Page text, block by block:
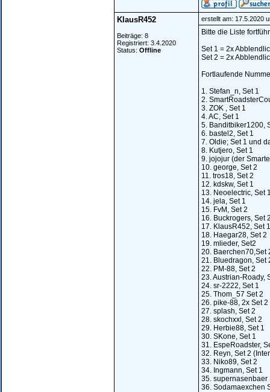
KlausR452
Beiträge: 8
Registriert: 3.4.2020
Status: Offline
erstellt am: 17.5.2020
Bitte die Liste
Set 1 = 2x
Set 2 = 2x
Fortlaufende
1. Stefan_n, Set 1
2.
3. ZOK , Set 1
4. AC, Set 1
5. Banditbiker1200,
6. bastel2, Set 1
7. Oldie; Set 1 und
8. Kutjero, Set 1
9. jojojur (der
10. george, Set 2
11. tros18, Set 2
12. kdskw, Set 1
13. Neoelectric, Set
14. jela, Set 1
15. FvM, Set 2
16. Buckrogers, Set
17. KlausR452, Set 1
18. Haegar28, Set 2
19. mlieder, Set2
20. Baerchen70,Set
21. Bluedragon, Set
22. PM-88, Set 2
23. Austrian-Roady,
24. sr-2222, Set 1
25. Thom_57 Set 2
26. pike-88, 2x Set 2
27. splash, Set 2
28. skochxxl, Set 2
29. Herbie88, Set 1
30. SKone, Set 1
31. EspeRoadster,
32. Reyn, Set 2
33. Niko89, Set 2
34. Ingmann, Set 1
35. supernasenbaer
36. Sodamaexchen